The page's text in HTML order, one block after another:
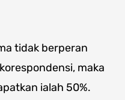
tidak berperan
maka
ialah 50%.